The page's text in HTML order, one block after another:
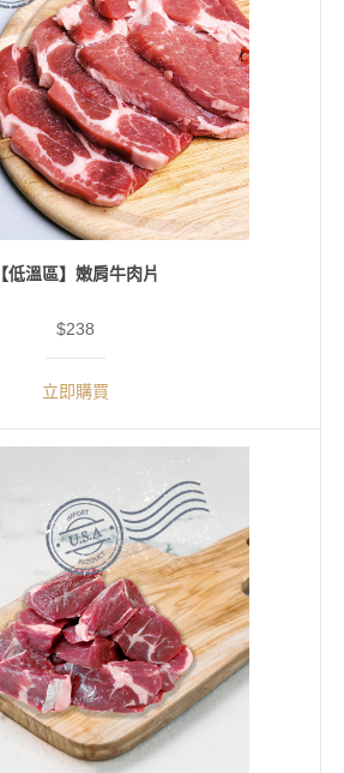
【低溫區】嫩肩牛肉片
$238
立即購買